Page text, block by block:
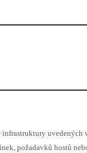
uvedených
požadavků hostů